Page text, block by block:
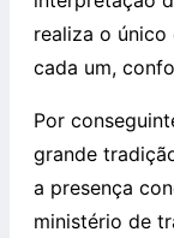
realiza o
cada um,
Por
grande
a presença
ministério de